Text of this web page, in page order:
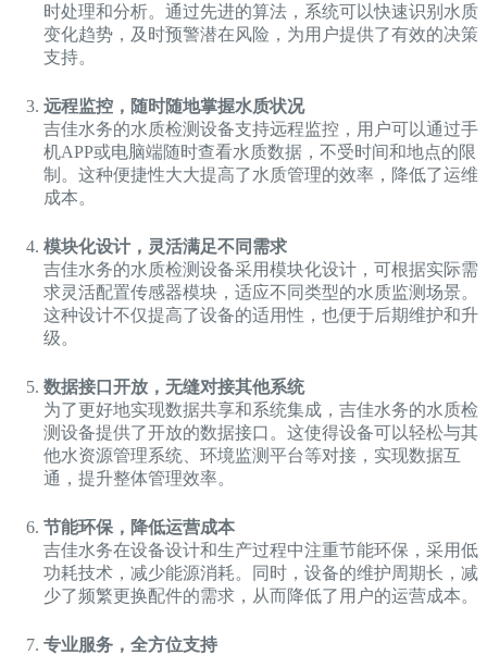
时处理和分析。通过先进的算法，系统可以快速识别水质
变化趋势，及时预警潜在风险，为用户提供了有效的决策
支持。
远程监控，随时随地掌握水质状况
吉佳水务的水质检测设备支持远程监控，用户可以通过手
机APP或电脑端随时查看水质数据，不受时间和地点的限
制。这种便捷性大大提高了水质管理的效率，降低了运维
成本。
模块化设计，灵活满足不同需求
吉佳水务的水质检测设备采用模块化设计，可根据实际需
求灵活配置传感器模块，适应不同类型的水质监测场景。
这种设计不仅提高了设备的适用性，也便于后期维护和升
级。
数据接口开放，无缝对接其他系统
为了更好地实现数据共享和系统集成，吉佳水务的水质检
测设备提供了开放的数据接口。这使得设备可以轻松与其
他水资源管理系统、环境监测平台等对接，实现数据互
通，提升整体管理效率。
节能环保，降低运营成本
吉佳水务在设备设计和生产过程中注重节能环保，采用低
功耗技术，减少能源消耗。同时，设备的维护周期长，减
少了频繁更换配件的需求，从而降低了用户的运营成本。
专业服务，全方位支持